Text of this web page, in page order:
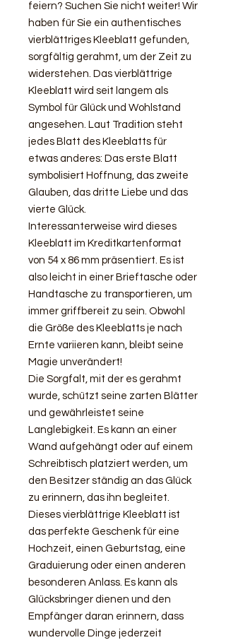
feiern? Suchen Sie nicht weiter! Wir
haben für Sie ein authentisches
vierblättriges Kleeblatt gefunden,
sorgfältig gerahmt, um der Zeit zu
widerstehen. Das vierblättrige
Kleeblatt wird seit langem als
Symbol für Glück und Wohlstand
angesehen. Laut Tradition steht
jedes Blatt des Kleeblatts für
etwas anderes: Das erste Blatt
symbolisiert Hoffnung, das zweite
Glauben, das dritte Liebe und das
vierte Glück.
Interessanterweise wird dieses
Kleeblatt im Kreditkartenformat
von 54 x 86 mm präsentiert. Es ist
also leicht in einer Brieftasche oder
Handtasche zu transportieren, um
immer griffbereit zu sein. Obwohl
die Größe des Kleeblatts je nach
Ernte variieren kann, bleibt seine
Magie unverändert!
Die Sorgfalt, mit der es gerahmt
wurde, schützt seine zarten Blätter
und gewährleistet seine
Langlebigkeit. Es kann an einer
Wand aufgehängt oder auf einem
Schreibtisch platziert werden, um
den Besitzer ständig an das Glück
zu erinnern, das ihn begleitet.
Dieses vierblättrige Kleeblatt ist
das perfekte Geschenk für eine
Hochzeit, einen Geburtstag, eine
Graduierung oder einen anderen
besonderen Anlass. Es kann als
Glücksbringer dienen und den
Empfänger daran erinnern, dass
wundervolle Dinge jederzeit